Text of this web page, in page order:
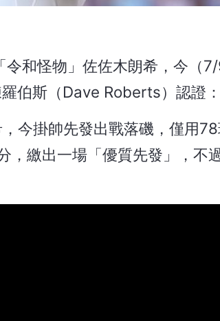
和怪物」佐佐木朗希，今（
伯斯（Dave Roberts）認證：
今掛帥先發出戰落磯，僅用
繳出一場「優質先發」，不